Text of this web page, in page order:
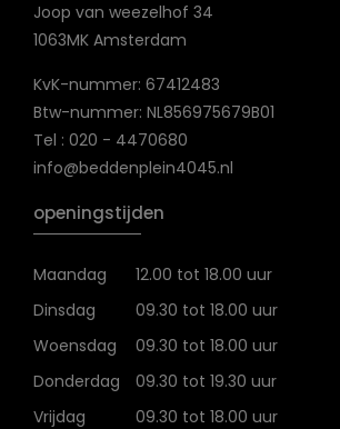
Joop van weezelhof 34
1063MK Amsterdam
KvK-nummer: 67412483
Btw-nummer: NL856975679B01
Tel : 020 - 4470680
info@beddenplein4045.nl
openingstijden
Maandag
12.00 tot 18.00 uur
Dinsdag
09.30 tot 18.00 uur
Woensdag
09.30 tot 18.00 uur
Donderdag
09.30 tot 19.30 uur
Vrijdag
09.30 tot 18.00 uur